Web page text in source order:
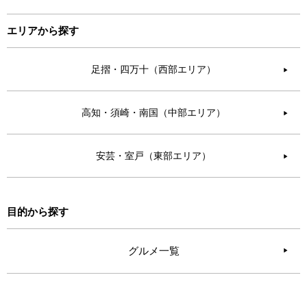
エリアから探す
足摺・四万十（西部エリア） ▶︎
高知・須崎・南国（中部エリア） ▶︎
安芸・室戸（東部エリア） ▶︎
目的から探す
グルメ一覧